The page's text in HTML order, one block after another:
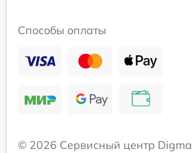
Способы оплаты
© 2026 Сервисный центр Digma